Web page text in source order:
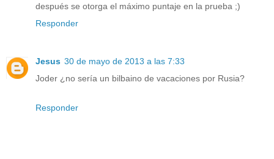
después se otorga el máximo puntaje en la prueba ;)
Responder
Jesus 30 de mayo de 2013 a las 7:33
Joder ¿no sería un bilbaino de vacaciones por Rusia?
Responder